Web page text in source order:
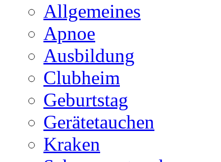
Allgemeines
Apnoe
Ausbildung
Clubheim
Geburtstag
Gerätetauchen
Kraken